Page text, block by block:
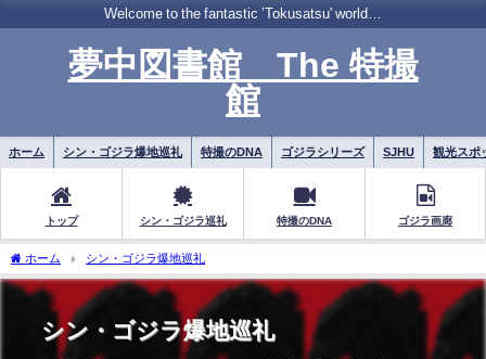
Welcome to the fantastic ’Tokusatsu' world…
夢中図書館 The 特撮
館
ホーム シン・ゴジラ爆地巡礼 特撮のDNA ゴジラシリーズ SJHU 観光スポ
トップ シン・ゴジラ巡礼 特撮のDNA ゴジラ画廊
ホーム シン・ゴジラ爆地巡礼
シン・ゴジラ爆地巡礼